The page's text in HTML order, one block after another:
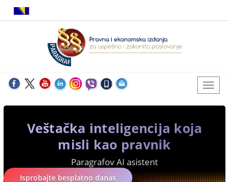
Veštačka inteligencija koja
misli kao pravnik
Paragrafov AI asistent
Isprobajte besplatno danas